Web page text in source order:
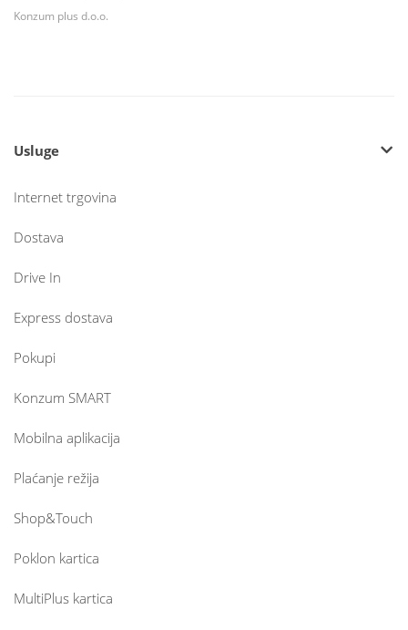
Konzum plus d.o.o.
Usluge
Internet trgovina
Dostava
Drive In
Express dostava
Pokupi
Konzum SMART
Mobilna aplikacija
Plaćanje režija
Shop&Touch
Poklon kartica
MultiPlus kartica